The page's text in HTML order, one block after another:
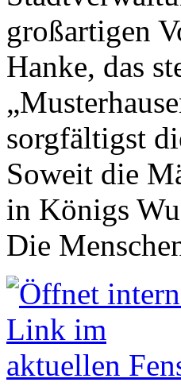
großartigen
Hanke, das
sorgfältigst
Soweit die
in Königs
Die